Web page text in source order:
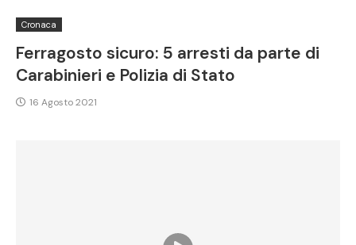
Cronaca
Ferragosto sicuro: 5 arresti da parte di
Carabinieri e Polizia di Stato
16 Agosto 2021